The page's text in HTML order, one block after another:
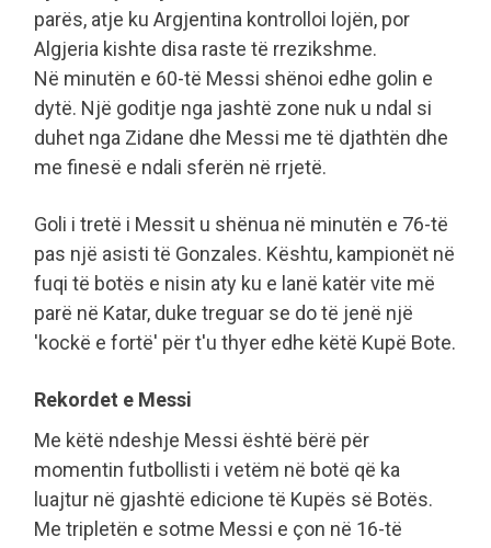
parës, atje ku Argjentina kontrolloi lojën, por
Algjeria kishte disa raste të rrezikshme.
Në minutën e 60-të Messi shënoi edhe golin e
dytë. Një goditje nga jashtë zone nuk u ndal si
duhet nga Zidane dhe Messi me të djathtën dhe
me finesë e ndali sferën në rrjetë.
Goli i tretë i Messit u shënua në minutën e 76-të
pas një asisti të Gonzales. Kështu, kampionët në
fuqi të botës e nisin aty ku e lanë katër vite më
parë në Katar, duke treguar se do të jenë një
'kockë e fortë' për t'u thyer edhe këtë Kupë Bote.
Rekordet e Messi
Me këtë ndeshje Messi është bërë për
momentin futbollisti i vetëm në botë që ka
luajtur në gjashtë edicione të Kupës së Botës.
Me tripletën e sotme Messi e çon në 16-të